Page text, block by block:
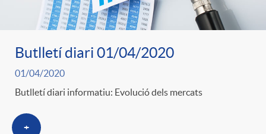
Butlletí diari 01/04/2020
01/04/2020
Butlletí diari informatiu: Evolució dels mercats
+